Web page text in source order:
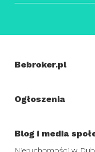
Bebroker.pl
Ogłoszenia
Blog i media